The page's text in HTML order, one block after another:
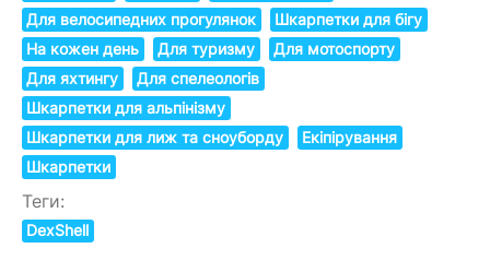
Для велосипедних прогулянок
Шкарпетки для бігу
На кожен день
Для туризму
Для мотоспорту
Для яхтингу
Для спелеологів
Шкарпетки для альпінізму
Шкарпетки для лиж та сноуборду
Екіпірування
Шкарпетки
Теги:
DexShell